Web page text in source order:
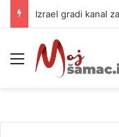
Za šta se
Meni